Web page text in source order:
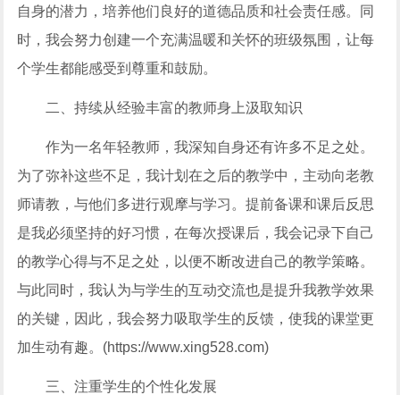
自身的潜力，培养他们良好的道德品质和社会责任感。同
时，我会努力创建一个充满温暖和关怀的班级氛围，让每
个学生都能感受到尊重和鼓励。
二、持续从经验丰富的教师身上汲取知识
作为一名年轻教师，我深知自身还有许多不足之处。
为了弥补这些不足，我计划在之后的教学中，主动向老教
师请教，与他们多进行观摩与学习。提前备课和课后反思
是我必须坚持的好习惯，在每次授课后，我会记录下自己
的教学心得与不足之处，以便不断改进自己的教学策略。
与此同时，我认为与学生的互动交流也是提升我教学效果
的关键，因此，我会努力吸取学生的反馈，使我的课堂更
加生动有趣。(https://www.xing528.com)
三、注重学生的个性化发展